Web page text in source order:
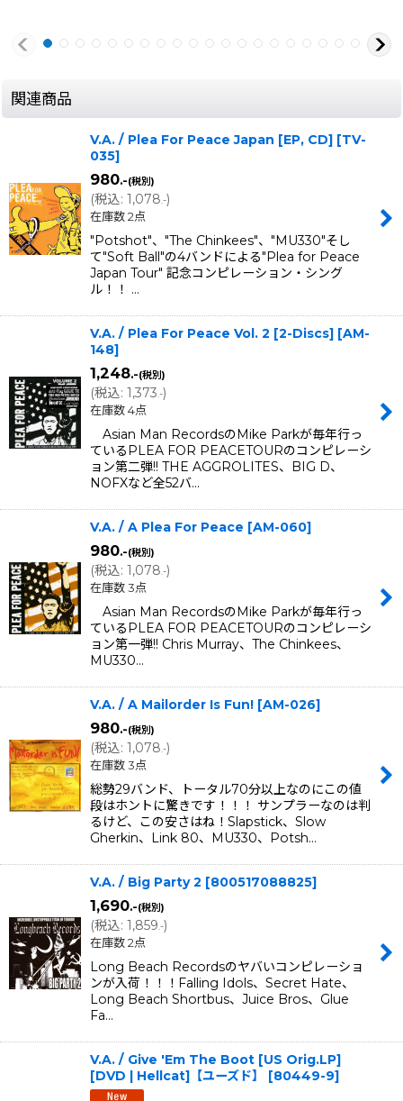
関連商品
V.A. / Plea For Peace Japan [EP, CD] [TV-
035]
980.-(税別)
(税込: 1,078.-)
在庫数 2点
"Potshot"、"The Chinkees"、"MU330"そし
て"Soft Ball"の4バンドによる"Plea for Peace
Japan Tour" 記念コンピレーション・シング
ル！！ …
V.A. / Plea For Peace Vol. 2 [2-Discs] [AM-
148]
1,248.-(税別)
(税込: 1,373.-)
在庫数 4点
Asian Man RecordsのMike Parkが毎年行っ
ているPLEA FOR PEACETOURのコンピレーシ
ョン第二弾!! THE AGGROLITES、BIG D、
NOFXなど全52バ…
V.A. / A Plea For Peace [AM-060]
980.-(税別)
(税込: 1,078.-)
在庫数 3点
Asian Man RecordsのMike Parkが毎年行っ
ているPLEA FOR PEACETOURのコンピレーシ
ョン第一弾!! Chris Murray、The Chinkees、
MU330…
V.A. / A Mailorder Is Fun! [AM-026]
980.-(税別)
(税込: 1,078.-)
在庫数 3点
総勢29バンド、トータル70分以上なのにこの値
段はホントに驚きです！！！ サンプラーなのは判
るけど、この安さはね！Slapstick、Slow
Gherkin、Link 80、MU330、Potsh…
V.A. / Big Party 2 [800517088825]
1,690.-(税別)
(税込: 1,859.-)
在庫数 2点
Long Beach Recordsのヤバいコンピレーショ
ンが入荷！！！Falling Idols、Secret Hate、
Long Beach Shortbus、Juice Bros、Glue
Fa…
V.A. / Give 'Em The Boot [US Orig.LP]
[DVD | Hellcat]【ユーズド】
[80449-9]